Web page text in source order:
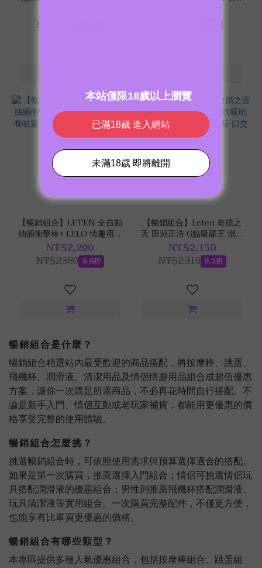
NT$2,860
【暢銷組合】LETEN 全自動
抽插衝擊棒+ LELO 情趣用品
保養噴霧 + Joker蘆薈保濕潤
滑液
NT$2,290
NT$2,380 9.6折
G點吸吮
【暢銷組合】Leten 奇蹟之
舌 田淵正浩 G點吸舔王 潮吹
吸吮神器 + 巴西Intt 熱感草
莓 口交潤滑液 50ml
NT$2,150
NT$2,310 9.3折
暢銷組合是什麼？
暢銷組合精選站內最受歡迎的商品搭配，將按摩棒、跳蛋、
飛機杯、潤滑液、清潔用品及情侶情趣用品組合成超值優惠
方案，讓你一次購足所需商品，不必再花時間自行搭配。不
論是新手入門、情侶互動或老玩家補貨，都能用更優惠的價
格享受完整的使用體驗。
暢銷組合怎麼挑？
挑選暢銷組合時，可依照使用需求與預算選擇適合的搭配。
如果是第一次購買，推薦選擇入門組合；情侶可挑選情侶玩
具搭配潤滑液的優惠組合；男性則推薦飛機杯搭配潤滑液、
玩具清潔液等實用組合。一次購買完整配件，不僅更方便，
也能享有比單買更優惠的價格。
暢銷組合有哪些類型？
本專區提供多種人氣優惠組合，包括按摩棒組合、跳蛋組